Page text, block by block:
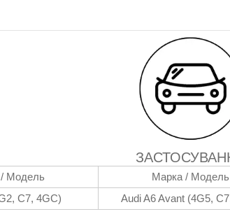
Модель Марка / Модель
C7, 4GC)
Audi A6 Avant (4G5,